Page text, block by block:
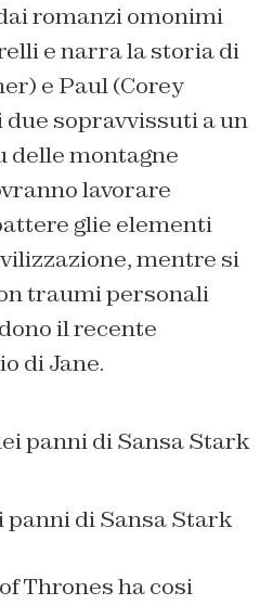
romanzi omonimi
e narra la storia di
e Paul (Corey
sopravvissuti a un
delle montagne
lavorare
glie elementi
mentre si
traumi personali
il recente
di Jane.
di Sansa Stark
Thrones ha cosi